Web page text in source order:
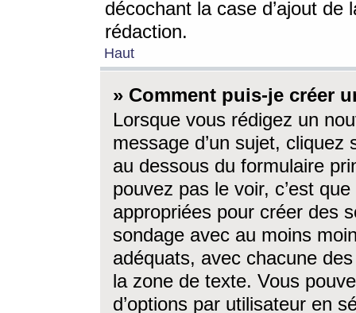
décochant la case d’ajout
rédaction.
Haut
» Comment puis-je créer
Lorsque vous rédigez un
message d’un sujet, cliquez
au dessous du formulaire
pouvez pas le voir, c’est
appropriées pour créer des
sondage avec au moins
adéquats, avec chacune
la zone de texte. Vous
d’options par utilisateur en